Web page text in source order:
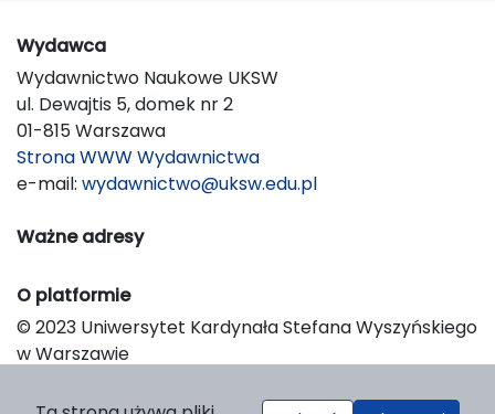
Wydawca
Wydawnictwo Naukowe UKSW
ul. Dewajtis 5, domek nr 2
01-815 Warszawa
Strona WWW Wydawnictwa
e-mail: wydawnictwo@uksw.edu.pl
Ważne adresy
O platformie
© 2023 Uniwersytet Kardynała Stefana Wyszyńskiego
w Warszawie
Platform & Workflow by OJS/PKP